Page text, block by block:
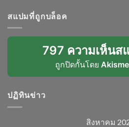
สแปมที่ถูกบล็อค
797 ความเห็นส
ถูกปิดกั้นโดย
ปฏิทินข่าว
สิงหาคม